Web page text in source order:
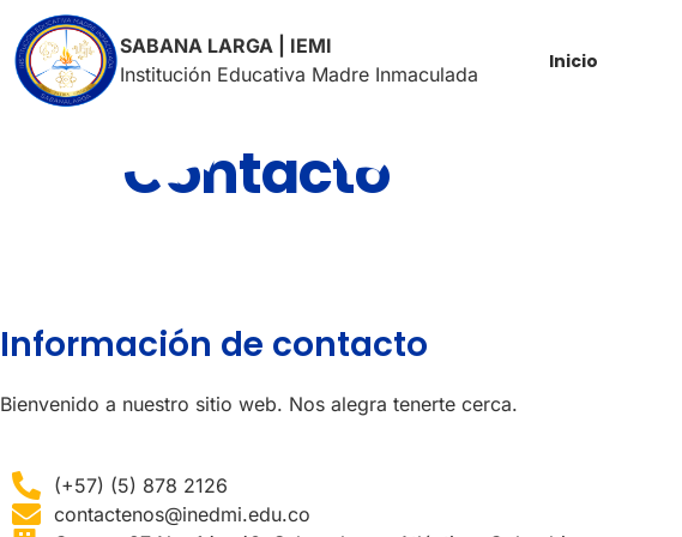
SABANA LARGA | IEMI
Institución Educativa Madre Inmaculada
Inicio
Contacto
Información de contacto
Bienvenido a nuestro sitio web. Nos alegra tenerte cerca.
(+57) (5) 878 2126
contactenos@inedmi.edu.co